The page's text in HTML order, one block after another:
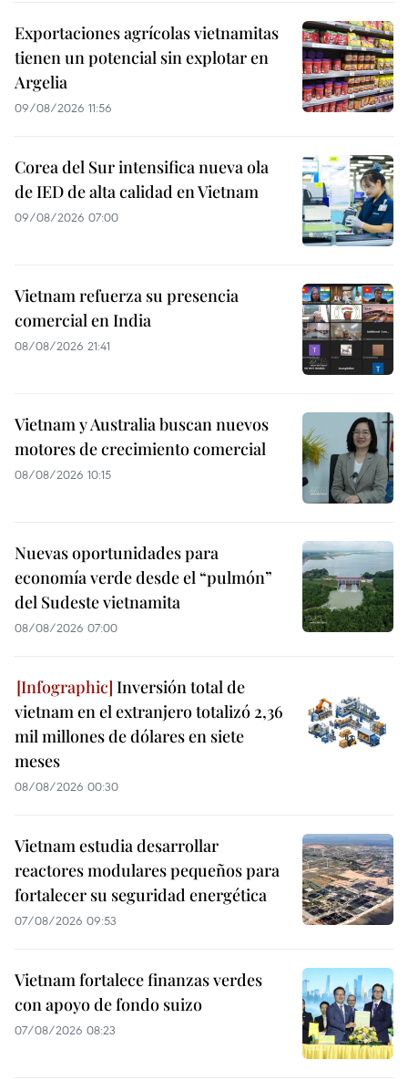
Exportaciones agrícolas vietnamitas
tienen un potencial sin explotar en
Argelia
09/08/2026 11:56
Corea del Sur intensifica nueva ola
de IED de alta calidad en Vietnam
09/08/2026 07:00
Vietnam refuerza su presencia
comercial en India
08/08/2026 21:41
Vietnam y Australia buscan nuevos
motores de crecimiento comercial
08/08/2026 10:15
Nuevas oportunidades para
economía verde desde el “pulmón”
del Sudeste vietnamita
08/08/2026 07:00
Inversión total de
vietnam en el extranjero totalizó 2,36
mil millones de dólares en siete
meses
08/08/2026 00:30
Vietnam estudia desarrollar
reactores modulares pequeños para
fortalecer su seguridad energética
07/08/2026 09:53
Vietnam fortalece finanzas verdes
con apoyo de fondo suizo
07/08/2026 08:23